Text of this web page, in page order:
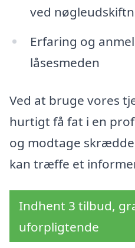
ved
Erfaring og
låsesmeden
Ved at bruge vores
hurtigt få fat i en
og modtage
kan træffe et
Indhent 3 tilbud,
uforpligtende